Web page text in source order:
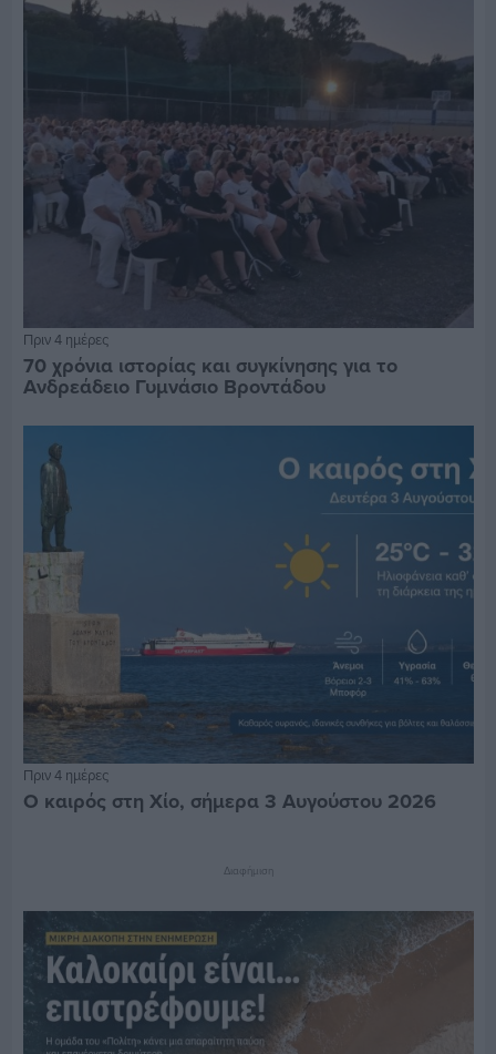
Πριν 4 ημέρες
70 χρόνια ιστορίας και συγκίνησης για το
Ανδρεάδειο Γυμνάσιο Βροντάδου
Πριν 4 ημέρες
Ο καιρός στη Χίο, σήμερα 3 Αυγούστου 2026
Διαφήμιση